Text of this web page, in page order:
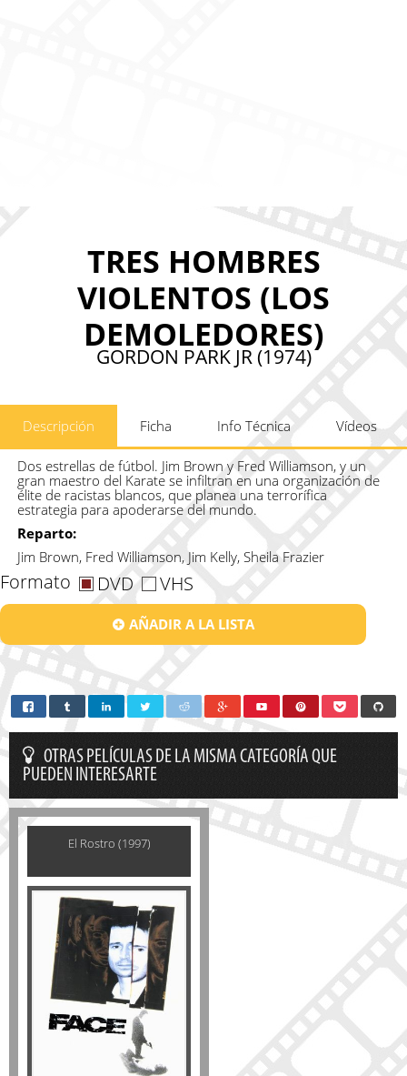
TRES HOMBRES
VIOLENTOS (LOS
DEMOLEDORES)
GORDON PARK JR (1974)
Descripción Ficha Info Técnica Vídeos
Dos estrellas de fútbol. Jim Brown y Fred Williamson, y un
gran maestro del Karate se infiltran en una organización de
élite de racistas blancos, que planea una terrorífica
estrategia para apoderarse del mundo.
Reparto:
Jim Brown, Fred Williamson, Jim Kelly, Sheila Frazier
Formato DVD VHS
AÑADIR A LA LISTA
OTRAS PELÍCULAS DE LA MISMA CATEGORÍA QUE
PUEDEN INTERESARTE
El Rostro (1997)